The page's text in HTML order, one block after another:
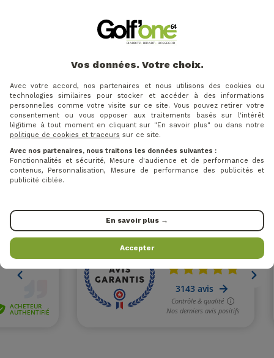
excellent outil pour les golfeurs expérimentés qui
veulent travailler sur leur précision. Les balles de
golf en mousse sont généralement fabriquées à
partir d'un noyau en polystyrène et d'une
offrir une trajectoire douce et régulière et un vol
plus lent que les balles de golf régulières. Les
balles de golf en mousse sont également un
excellent outil pour travailler votre swing, car elles
sont beaucoup plus légères que les balles de golf
régulières.
Vos données. Votre choix.
Avec votre accord, nos partenaires et nous utilisons des cookies ou
technologies similaires pour stocker et accéder à des informations
personnelles comme votre visite sur ce site. Vous pouvez retirer votre
consentement ou vous opposer aux traitements basés sur l'intérêt
légitime à tout moment en cliquant sur "En savoir plus" ou dans notre
politique de cookies et traceurs sur ce site.
Avec nos partenaires, nous traitons les données suivantes :
Fonctionnalités et sécurité, Mesure d'audience et de performance des
contenus, Personnalisation, Mesure de performance des publicités et
publicité ciblée.
En savoir plus →
Accepter